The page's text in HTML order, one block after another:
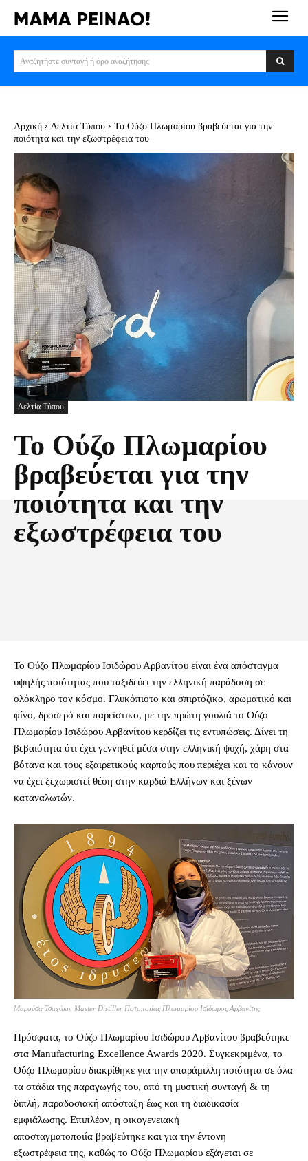
Αναζητήστε συνταγή ή όρο αναζήτησης
Αρχική Δελτία Τύπου
Το Ούζο Πλωμαρίου βραβεύεται για την
ποιότητα και την εξωστρέφεια του
Δελτία Τύπου
Το Ούζο Πλωμαρίου
βραβεύεται για την
ποιότητα και την
εξωστρέφεια του
Το Ούζο Πλωμαρίου Ισιδώρου Αρβανίτου είναι ένα απόσταγμα
υψηλής ποιότητας που ταξιδεύει την ελληνική παράδοση σε
ολόκληρο τον κόσμο. Γλυκόπιοτο και σπιρτόζικο, αρωματικό και
φίνο, δροσερό και παρεϊστικο, με την πρώτη γουλιά το Ούζο
Πλωμαρίου Ισιδώρου Αρβανίτου κερδίζει τις εντυπώσεις. Δίνει τη
βεβαιότητα ότι έχει γεννηθεί μέσα στην ελληνική ψυχή, χάρη στα
βότανα και τους εξαιρετικούς καρπούς που περιέχει και το κάνουν
να έχει ξεχωριστεί θέση στην καρδιά Ελλήνων και ξένων
καταναλωτών.
Μαρούσα Τσαχάκη, Master Distiller Ποτοποιίας Πλωμαρίου Ισίδωρος Αρβανίτης
Πρόσφατα, το Ούζο Πλωμαρίου Ισιδώρου Αρβανίτου βραβεύτηκε
στα Manufacturing Excellence Awards 2020. Συγκεκριμένα, το
Ούζο Πλωμαρίου διακρίθηκε για την απαράμιλλη ποιότητα σε όλα
τα στάδια της παραγωγής του, από τη μυστική συνταγή & τη
διπλή, παραδοσιακή απόσταξη έως και τη διαδικασία
εμφιάλωσης. Επιπλέον, η οικογενειακή
αποσταγματοποιία βραβεύτηκε και για την έντονη
εξωστρέφεια της, καθώς το Ούζο Πλωμαρίου εξάγεται σε